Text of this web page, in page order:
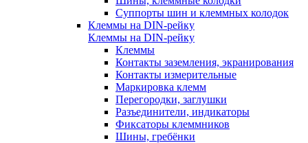
Суппорты шин и клеммных колодок
Клеммы на DIN-рейку
Клеммы на DIN-рейку
Клеммы
Контакты заземления, экранирования
Контакты измерительные
Маркировка клемм
Перегородки, заглушки
Разъединители, индикаторы
Фиксаторы клеммников
Шины, гребёнки